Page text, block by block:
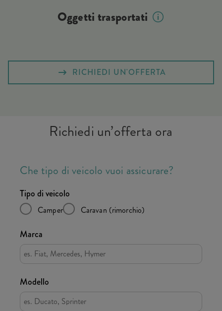
Oggetti trasportati
RICHIEDI UN'OFFERTA
Richiedi un’offerta ora
Che tipo di veicolo vuoi assicurare?
Tipo di veicolo
Camper Caravan (rimorchio)
Marca
Modello